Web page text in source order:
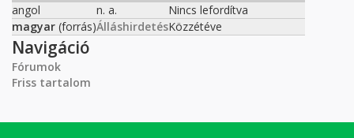
angol
n. a.
Nincs lefordítva
magyar (forrás)ÁlláshirdetésKözzétéve
Navigáció
Fórumok
Friss tartalom